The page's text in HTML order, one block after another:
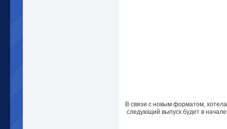
В связи с новым форматом,
следующий выпуск будет в